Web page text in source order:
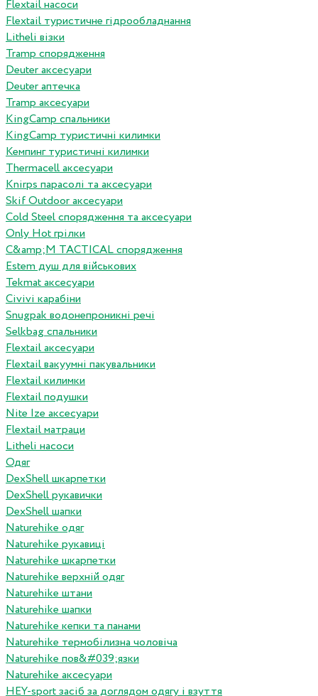
Flextail насоси
Flextail туристичне гідрообладнання
Litheli візки
Tramp спорядження
Deuter аксесуари
Deuter аптечка
Tramp аксесуари
KingCamp спальники
KingCamp туристичні килимки
Кемпинг туристичні килимки
Thermacell аксесуари
Knirps парасолі та аксесуари
Skif Outdoor аксесуари
Cold Steel спорядження та аксесуари
Only Hot грілки
C&amp;M TACTICAL спорядження
Estem душ для військових
Tekmat аксесуари
Сivivi карабіни
Snugpak водонепроникні речі
Selkbag спальники
Flextail аксесуари
Flextail вакуумні пакувальники
Flextail килимки
Flextail подушки
Nite Ize аксесуари
Flextail матраци
Litheli насоси
Одяг
DexShell шкарпетки
DexShell рукавички
DexShell шапки
Naturehike одяг
Naturehike рукавиці
Naturehike шкарпетки
Naturehike верхній одяг
Naturehike штани
Naturehike шапки
Naturehike кепки та панами
Naturehike термобілизна чоловіча
Naturehike пов&#039;язки
Naturehike аксесуари
HEY-sport засіб за доглядом одягу і взуття